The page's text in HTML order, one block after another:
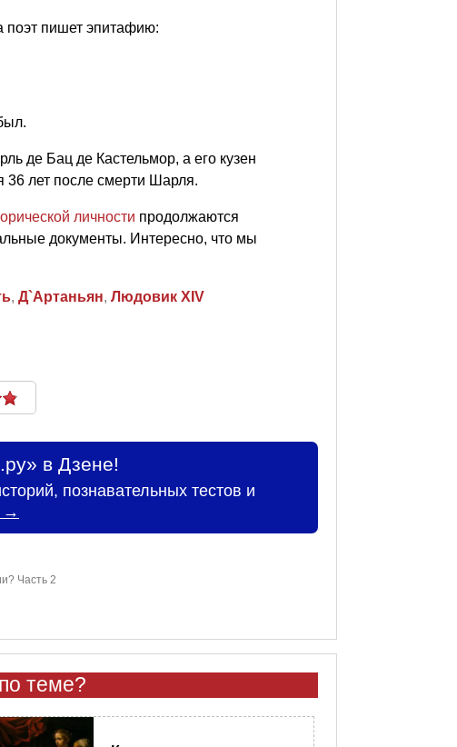
поэт пишет эпитафию:
де Бац де Кастельмор, а его кузен
36 лет после смерти Шарля.
личности продолжаются
документы. Интересно, что мы
, Д`Артаньян, Людовик XIV
в Дзене!
познавательных тестов и
→
Часть 2
теме?